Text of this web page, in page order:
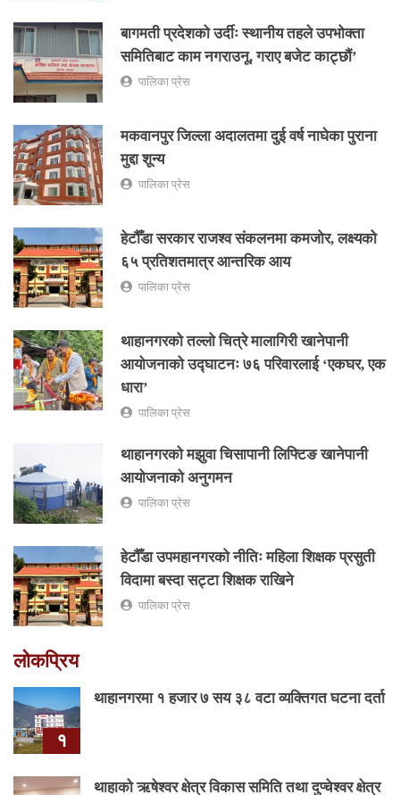
बागमती प्रदेशको उर्दीः स्थानीय तहले उपभोक्ता
समितिबाट काम नगराउनू, गराए बजेट काट्छौं’
पालिका प्रेस
मकवानपुर जिल्ला अदालतमा दुई वर्ष नाघेका पुराना
मुद्दा शून्य
पालिका प्रेस
हेटौँडा सरकार राजश्व संकलनमा कमजोर, लक्ष्यको
६५ प्रतिशतमात्र आन्तरिक आय
पालिका प्रेस
थाहानगरको तल्लो चित्रे मालागिरी खानेपानी
आयोजनाको उद्घाटनः ७६ परिवारलाई ‘एकघर, एक
धारा’
पालिका प्रेस
थाहानगरको मझुवा चिसापानी लिफ्टिङ खानेपानी
आयोजनाको अनुगमन
पालिका प्रेस
हेटौँडा उपमहानगरको नीतिः महिला शिक्षक प्रसुती
विदामा बस्दा सट्टा शिक्षक राखिने
पालिका प्रेस
लोकप्रिय
१
थाहानगरमा १ हजार ७ सय ३८ वटा व्यक्तिगत घटना दर्ता
थाहाको ऋषेश्वर क्षेत्र विकास समिति तथा दुप्चेश्वर क्षेत्र